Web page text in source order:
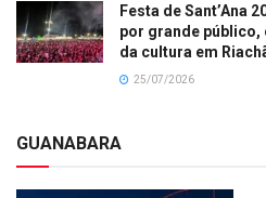
Festa de Sant’Ana
por grande
da cultura em
25/07/2026
GUANABARA